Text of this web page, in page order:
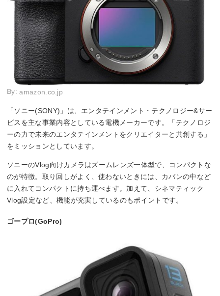
By:amazon.co.jp
「ソニー(SONY)」は、エンタテインメント・テクノロジー&サー
ビスを主な事業内容としている電機メーカーです。「テクノロジ
ーの力で未来のエンタテインメントをクリエイターと共創する」
をミッションとしています。
ソニーのVlog向けカメラはズームレンズ一体型で、コンパクトな
のが特徴。取り回しがよく、使わないときには、カバンの中など
に入れてコンパクトに持ち運べます。加えて、シネマティック
Vlog設定など、機能が充実しているのもポイントです。
ゴープロ(GoPro)